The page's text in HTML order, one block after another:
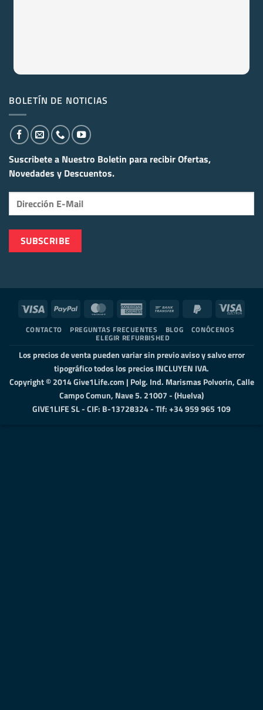
BOLETÍN DE NOTICIAS
Suscribete a Nuestro Boletin para recibirOfertas,
Novedades y Descuentos.
Visa PayPal MasterCard American
PayPal
Visa
CONTACTO PREGUNTAS FRECUENTES BLOG CONÓCENOS
ELEGIR REFURBISHED
Los precios de venta pueden variar sin previo aviso y salvo error
tipográfico todos los precios INCLUYEN IVA.
Copyright © 2014 Give1Life.com | Polg. Ind. Marismas Polvorin, Calle
Campo Comun, Nave 5. 21007 - (Huelva)
GIVE1LIFE SL - CIF: B-13728324 - Tlf: +34 959 965 109